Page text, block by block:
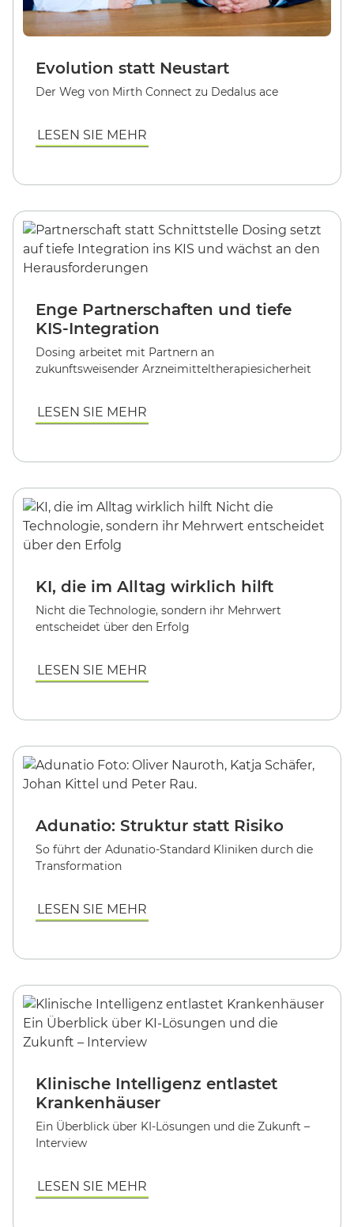
Evolution statt Neustart
Der Weg von Mirth Connect zu Dedalus ace
LESEN SIE MEHR
Enge Partnerschaften und tiefe
KIS-Integration
Dosing arbeitet mit Partnern an
zukunftsweisender Arzneimitteltherapiesicherheit
LESEN SIE MEHR
KI, die im Alltag wirklich hilft
Nicht die Technologie, sondern ihr Mehrwert
entscheidet über den Erfolg
LESEN SIE MEHR
Adunatio: Struktur statt Risiko
So führt der Adunatio-Standard Kliniken durch die
Transformation
LESEN SIE MEHR
Klinische Intelligenz entlastet
Krankenhäuser
Ein Überblick über KI-Lösungen und die Zukunft –
Interview
LESEN SIE MEHR